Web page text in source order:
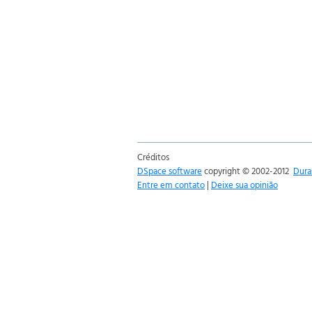
Créditos
DSpace softwarecopyright © 2002-2012
Entre em contato | Deixe sua opinião